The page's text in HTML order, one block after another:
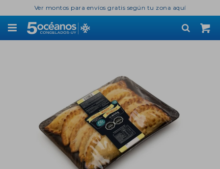
Ver montos para envíos gratis según tu zona aquí
